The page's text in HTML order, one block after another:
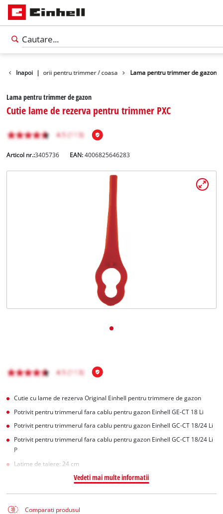
Inapoi |
Accesorii pentru trimmer / coasa Lama pentru trimmer de gazon
Lama pentru trimmer de gazon
Cutie lame de rezerva pentru trimmer PXC
Articol nr.:3405736 EAN:4006825646283
Cutie cu lame de rezerva Original Einhell pentru trimmere de gazon
Potrivit pentru trimmerul fara cablu pentru gazon Einhell GE-CT 18 Li
Potrivit pentru trimmerul fara cablu pentru gazon Einhell GC-CT 18/24 Li
Potrivit pentru trimmerul fara cablu pentru gazon Einhell GC-CT 18/24 Li
P
Latime de taiere: 24 cm
Vedeti mai multe informatii
Comparati produsul